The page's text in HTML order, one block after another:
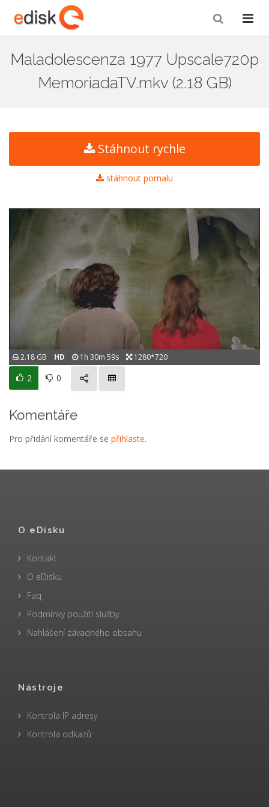
Maladolescenza 1977 Upscale720p
MemoriadaTV.mkv (2.18 GB)
Stáhnout rychle
stáhnout pomalu
2.18 GB HD 1h 30m 59s 1280*720
2 0
Komentáře
Pro přidání komentáře se přihlaste.
O eDisku
Kontakt
O eDisku
Faq
Podmínky použití služby
Nahlášení závadného obsahu
Nástroje
Kontrola IP adresy
Kontrola odkazů